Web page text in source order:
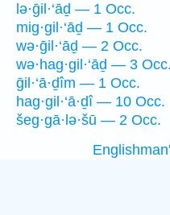
lə·ḡil·‘āḏ — 1 Occ.
mig·gil·‘āḏ — 1 Occ.
wə·ḡil·‘āḏ — 2 Occ.
wə·hag·gil·‘āḏ — 3 Occ.
ḡil·‘ā·ḏîm — 1 Occ.
hag·gil·‘ā·ḏî — 10 Occ.
šeg·gā·lə·šū — 2 Occ.